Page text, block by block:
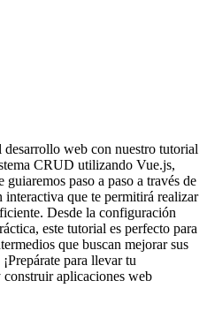
web con nuestro tutorial
CRUD utilizando Vue.js,
paso a paso a través de
que te permitirá realizar
Desde la configuración
este tutorial es perfecto para
que buscan mejorar sus
para llevar tu
aplicaciones web